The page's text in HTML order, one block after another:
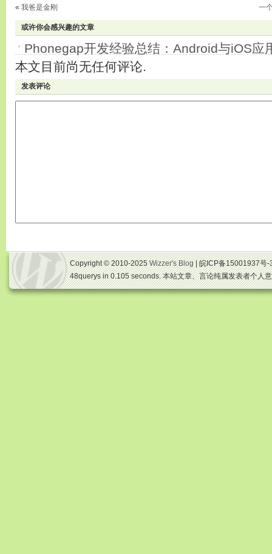
« 我爸是金刚 一
或许你会感兴趣的文章
Phonegap开发经验总结：Android与iOS应
本文目前尚无任何评论.
发表评论
Copyright © 2010-2025Wizzer's Blog| 皖ICP备15001937号
48querys in 0.105 seconds. 本站文章、言论纯属发表者个人